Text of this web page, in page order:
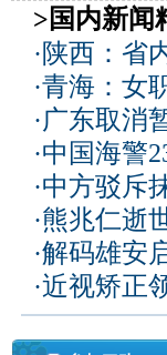
>国内新闻
· 陕西：省
·青海：女
·广东取消
·中国海警
·中方驳斥
·熊兆仁逝
·解码雄安
·近视矫正